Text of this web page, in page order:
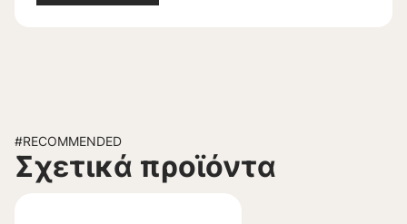
#RECOMMENDED
Σχετικά προϊόντα